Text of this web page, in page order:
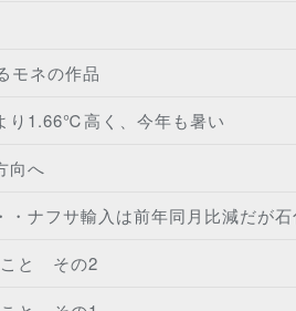
モネの作品
り1.66℃高く、今年も暑い
向へ
ナフサ輸入は前年同月比減だが
こと その2